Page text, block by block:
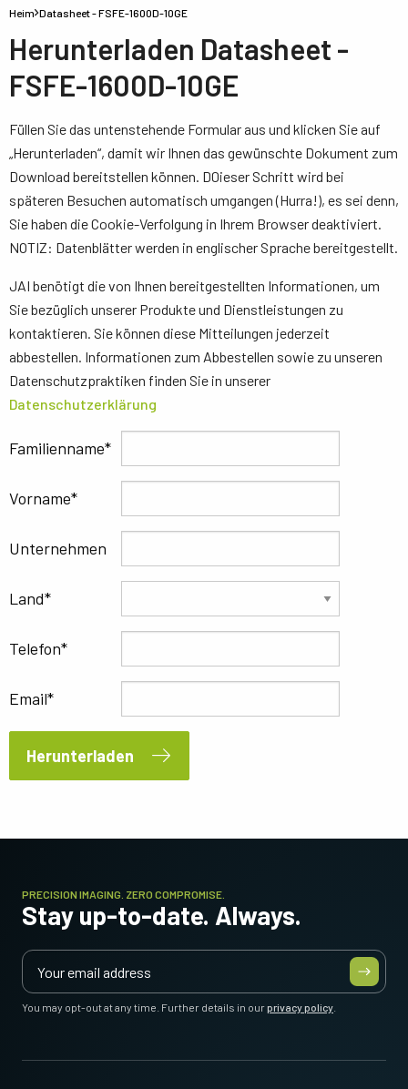
Heim Datasheet - FSFE-1600D-10GE
Herunterladen Datasheet -
FSFE-1600D-10GE
Füllen Sie das untenstehende Formular aus und klicken Sie auf
„Herunterladen“, damit wir Ihnen das gewünschte Dokument zum
Download bereitstellen können. D0ieser Schritt wird bei
späteren Besuchen automatisch umgangen (Hurra!), es sei denn,
Sie haben die Cookie-Verfolgung in Ihrem Browser deaktiviert.
NOTIZ: Datenblätter werden in englischer Sprache bereitgestellt.
JAI benötigt die von Ihnen bereitgestellten Informationen, um
Sie bezüglich unserer Produkte und Dienstleistungen zu
kontaktieren. Sie können diese Mitteilungen jederzeit
abbestellen. Informationen zum Abbestellen sowie zu unseren
Datenschutzpraktiken finden Sie in unserer
Datenschutzerklärung
Familienname
Vorname
Unternehmen
Land
Telefon
Email
Herunterladen
PRECISION IMAGING. ZERO COMPROMISE.
Stay up-to-date. Always.
You may opt-out at any time. Further details in ourprivacy policy